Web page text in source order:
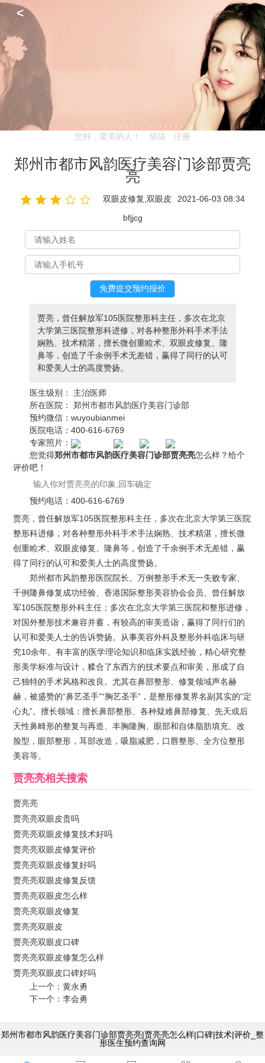
<
您好，爱美的人！ 登陆 注册
郑州市都市风韵医疗美容门诊部贾亮
亮
双眼皮修复,双眼皮 2021-06-03 08:34
bfjjcg
贾亮，曾任解放军105医院整形科主任，多次在北京
大学第三医院整形科进修，对各种整形外科手术手法
娴熟、技术精湛，擅长微创重睑术、双眼皮修复、隆
鼻等，创造了千余例手术无差错，赢得了同行的认可
和爱美人士的高度赞扬。
医生级别：
主治医师
所在医院：
郑州市都市风韵医疗美容门诊部
预约微信：wuyoubianmei
医院电话：400-616-6769
专家照片：
您觉得郑州市都市风韵医疗美容门诊部贾亮亮怎么样？给个
评价吧！
预约电话：400-616-6769
贾亮，曾任解放军105医院整形科主任，多次在北京大学第三医院
整形科进修，对各种整形外科手术手法娴熟、技术精湛，擅长微
创重睑术、双眼皮修复、隆鼻等，创造了千余例手术无差错，赢
得了同行的认可和爱美人士的高度赞扬。
郑州都市风韵整形医院院长、万例整形手术无一失败专家、
千例隆鼻修复成功经验、香港国际整形美容协会会员、曾任解放
军105医院整形外科主任；多次在北京大学第三医院和整形进修，
对国外整形技术兼容并蓄，有较高的审美造诣，赢得了同行们的
认可和爱美人士的告诉赞扬。从事美容外科及整形外科临床与研
究10余年。有丰富的医学理论知识和临床实践经验，精心研究整
形美学标准与设计，糅合了东西方的技术要点和审美，形成了自
己独特的手术风格和改良。尤其在鼻部整形、修复领域声名赫
赫，被盛赞的“鼻艺圣手”“胸艺圣手”，是整形修复界名副其实的“定
心丸”。擅长领域：擅长鼻部整形、各种疑难鼻部修复、先天或后
天性鼻畸形的整复与再造、丰胸隆胸、眼部和自体脂肪填充、改
脸型，眼部整形，耳部改造，吸脂减肥，口唇整形、全方位整形
美容等。
贾亮亮相关搜索
贾亮亮
贾亮亮双眼皮贵吗
贾亮亮双眼皮修复技术好吗
贾亮亮双眼皮修复评价
贾亮亮双眼皮修复好吗
贾亮亮双眼皮修复反馈
贾亮亮双眼皮怎么样
贾亮亮双眼皮修复
贾亮亮双眼皮
贾亮亮双眼皮口碑
贾亮亮双眼皮修复怎么样
贾亮亮双眼皮口碑好吗
上一个：黄永勇
下一个：李会勇
郑州市都市风韵医疗美容门诊部贾亮亮|贾亮亮怎么样|口碑|技术|评价_整
形医生预约查询网